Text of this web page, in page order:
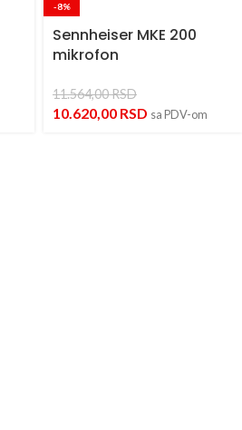
-8%
Sennheiser MKE 200
mikrofon
11.564,00RSD
10.620,00 RSD sa PDV-om